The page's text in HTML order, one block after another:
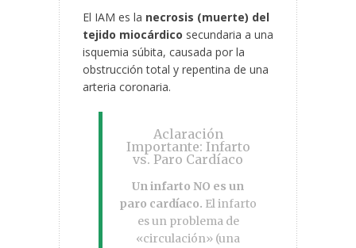
El IAM es la necrosis (muerte) del
tejido miocárdico secundaria a una
isquemia súbita, causada por la
obstrucción total y repentina de una
arteria coronaria.
Aclaración
Importante: Infarto
vs. Paro Cardíaco
Un infarto NO es un
paro cardíaco. El infarto
es un problema de
«circulación» (una